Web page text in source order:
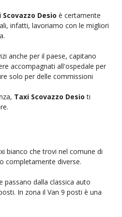
Scovazzo Desio è certamente
infatti, lavoriamo con le migliori
anche per il paese, capitano
accompagnati all'ospedale per
solo per delle commissioni
Taxi Scovazzo Desio ti
bianco che trovi nel comune di
completamente diverse.
passano dalla classica auto
In zona il Van 9 posti è una